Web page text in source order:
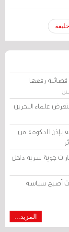
رفعها
علماء البحرين
بإذن الحكومة من
جوية سرية داخل
أصبح سياسة
المزيد...